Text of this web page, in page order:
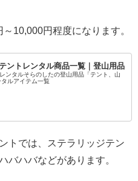
10,000円程度になります。
ントレンタル商品一覧｜登山用品
ンタルそらのしたの登山用品「テント、山
ルアイテム一覧
トでは、ステラリッジテン
バハバなどがあります。